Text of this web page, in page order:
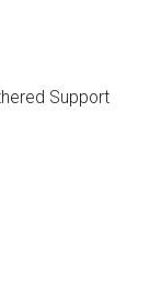
Support